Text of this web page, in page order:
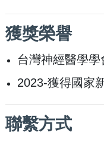
獲獎榮譽
台灣神經醫學
2023-獲得國家
聯繫方式